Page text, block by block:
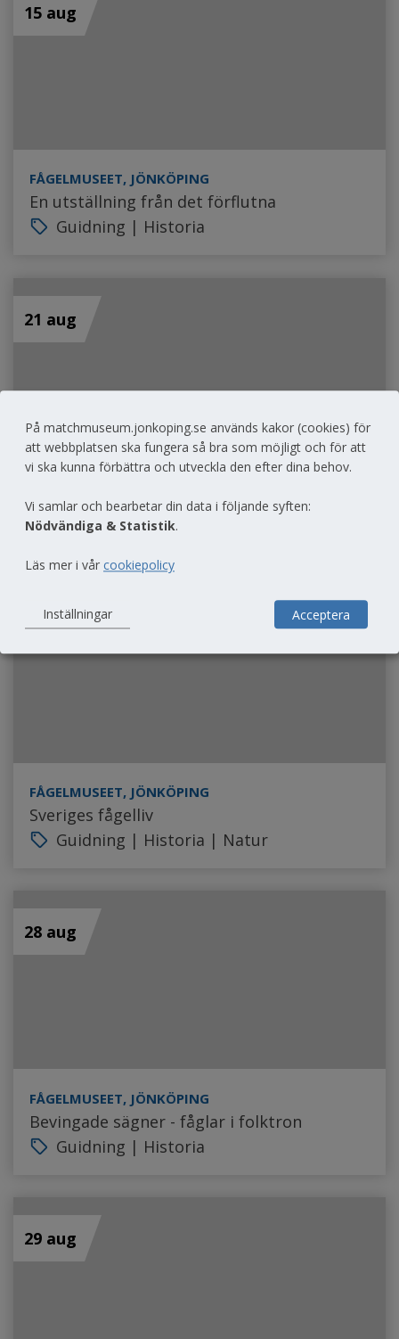
15 aug
FÅGELMUSEET, JÖNKÖPING
En utställning från det förflutna
local_offer Guidning | Historia
21 aug
Livet som fågel – för dig mellan 5–10 år
local_offer Barnaktiviteter | Guidning | Natur
22 aug
FÅGELMUSEET, JÖNKÖPING
Sveriges fågelliv
local_offer Guidning | Historia | Natur
28 aug
FÅGELMUSEET, JÖNKÖPING
Bevingade sägner - fåglar i folktron
local_offer Guidning | Historia
29 aug
På matchmuseum.jonkoping.se används kakor (cookies) för
att webbplatsen ska fungera så bra som möjligt och för att
vi ska kunna förbättra och utveckla den efter dina behov.
Vi samlar och bearbetar din data i följande syften:
Nödvändiga & Statistik.
Läs mer i vår cookiepolicy
Inställningar Acceptera